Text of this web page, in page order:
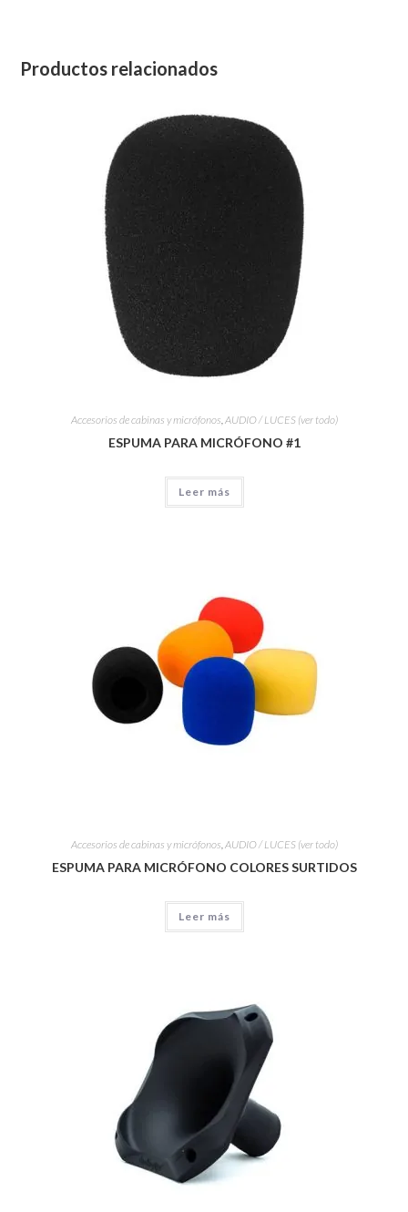
Productos relacionados
Accesorios de cabinas y micrófonos,AUDIO / LUCES (ver todo)
ESPUMA PARA MICRÓFONO #1
Leer más
Accesorios de cabinas y micrófonos AUDIO / LUCES (ver todo)
ESPUMA PARA MICRÓFONO COLORES SURTIDOS
Leer más